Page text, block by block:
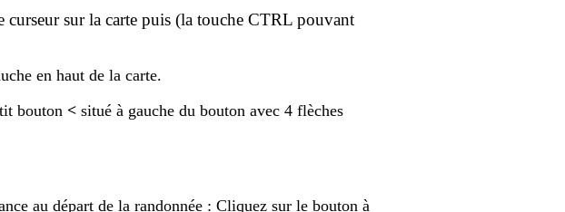
curseur sur la carte puis (la touche CTRL pouvant
en haut de la carte.
bouton <situé à gauche du bouton avec 4 flèches
au départ de la randonnée : Cliquez sur le bouton à